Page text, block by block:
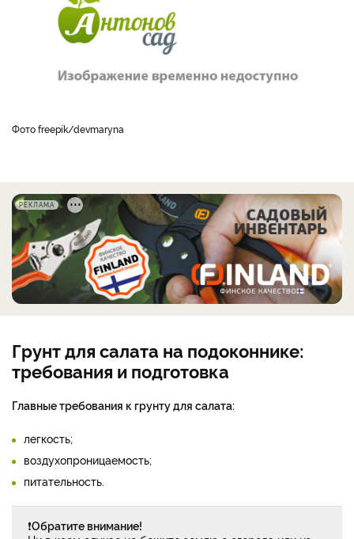
фото freepik/devmaryna
РЕКЛАМА
Грунт для салата на подоконнике:
требования и подготовка
Главные требования к грунту для салата:
легкость;
воздухопроницаемость;
питательность.
❗Обратите внимание!